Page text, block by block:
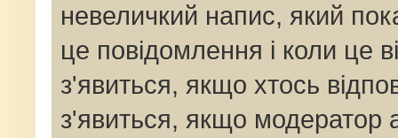
невеличкий напис, який
це повідомлення і коли це
з'явиться, якщо хтось
з'явиться, якщо модератор